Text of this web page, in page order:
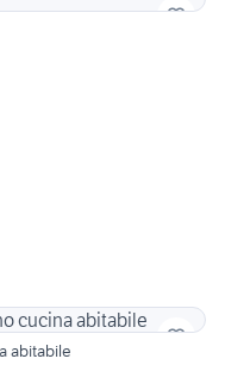
abitabile